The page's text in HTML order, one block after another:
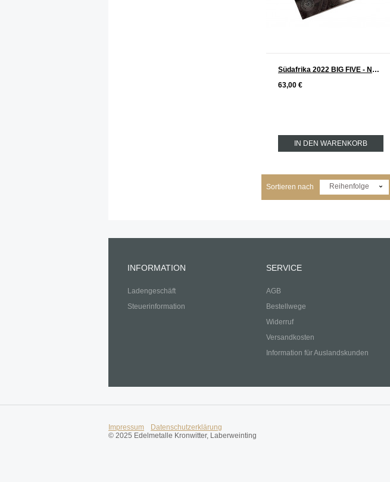
Südafrika 2022 BIG FIVE - NASHORN 2. Serie Silber 1 oz
63,00 €
IN DEN WARENKORB
Sortieren nach Reihenfolge
INFORMATION
Ladengeschäft
Steuerinformation
SERVICE
AGB
Bestellwege
Widerruf
Versandkosten
Information für Auslandskunden
Impressum
Datenschutzerklärung
© 2025 Edelmetalle Kronwitter, Laberweinting